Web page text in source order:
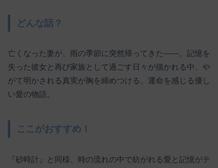
どんな話？
亡くなった妻が、雨の季節に突然帰ってきた――。記憶を
失った彼女と再び家族として過ごす日々が描かれる中、や
がて明かされる真実が胸を締めつける。運命を感じる優し
い愛の物語。
ここがおすすめ！
『砂時計』と同様、時の流れの中で紡がれる愛と記憶がテ